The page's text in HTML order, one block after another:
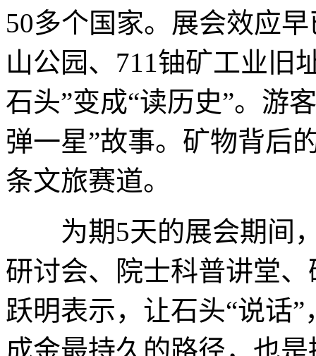
50多个国家。展会效应
山公园、711铀矿工业旧
石头”变成“读历史”。游
弹一星”故事。矿物背后
条文旅赛道。
为期5天的展会期间，
研讨会、院士科普讲堂
跃明表示，让石头“说话